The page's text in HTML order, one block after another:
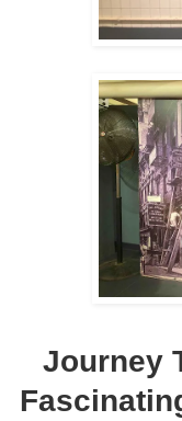
Journey